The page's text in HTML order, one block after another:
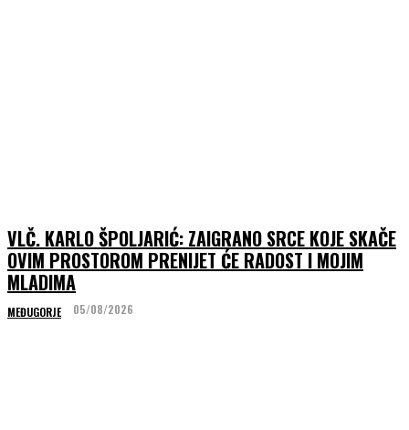
VLČ. KARLO ŠPOLJARIĆ: ZAIGRANO SRCE KOJE SKAČE
OVIM PROSTOROM PRENIJET ĆE RADOST I MOJIM
MLADIMA
MEĐUGORJE 05/08/2026